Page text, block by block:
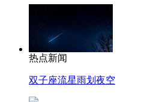
热点新闻
双子座流星雨划夜空